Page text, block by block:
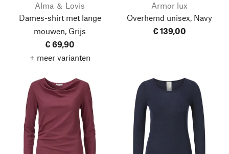
Alma ＆ Lovis
Dames-shirt met lange
mouwen, Grijs
€ 69,90
+ meer varianten
Armor lux
Overhemd unisex, Navy
€ 139,00